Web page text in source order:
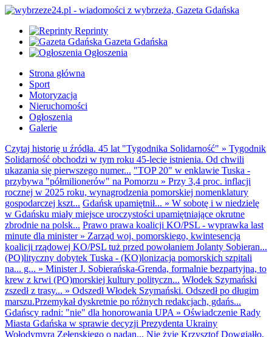
Reprinty
Gazeta Gdańska
Ogłoszenia
Strona główna
Sport
Motoryzacja
Nieruchomości
Ogłoszenia
Galerie
Czytaj historię u źródła. 45 lat "Tygodnika Solidarność" » Tygodnik
Solidarność obchodzi w tym roku 45-lecie istnienia. Od chwili
ukazania się pierwszego numer... "TOP 20" w enklawie Tuska -
przybywa "półmilionerów" na Pomorzu » Przy 3,4 proc. inflacji
rocznej w 2025 roku, wynagrodzenia pomorskiej nomenklatury
gospodarczej kszt... Gdańsk upamiętnił... » W sobotę i w niedzielę
w Gdańsku miały miejsce uroczystości upamiętniające okrutne
zbrodnie na polsk... Prawo prawa koalicji KO/PSL - wyprawka last
minute dla minister» Zarząd woj. pomorskiego, kwintesencja
koalicji rządowej KO/PSL tuż przed powołaniem Jolanty Sobieran...
(PO)lityczny dobytek Tuska - (KO)lonizacja pomorskich szpitali
na... g... » Minister J. Sobierańska-Grenda, formalnie bezpartyjna, to
krew z krwi (PO)morskiej kultury polityczn... Włodek Szymański
zszedł z trasy... » Odszedł Włodek Szymański. Odszedł po długim
marszu.Przemykał dyskretnie po różnych redakcjach, gdańs...
Gdańscy radni: "nie" dla honorowania UPA » Oświadczenie Rady
Miasta Gdańska w sprawie decyzji Prezydenta Ukrainy
Wołodymyra Zełenskiego o nadan... Nie żyje Krzysztof Dowgiałło,